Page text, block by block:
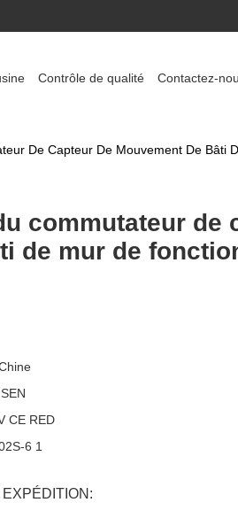
Contrôle de qualité Contactez-
De Capteur De Mouvement De Bâti
commutateur de
de mur de
CE RED
6 1